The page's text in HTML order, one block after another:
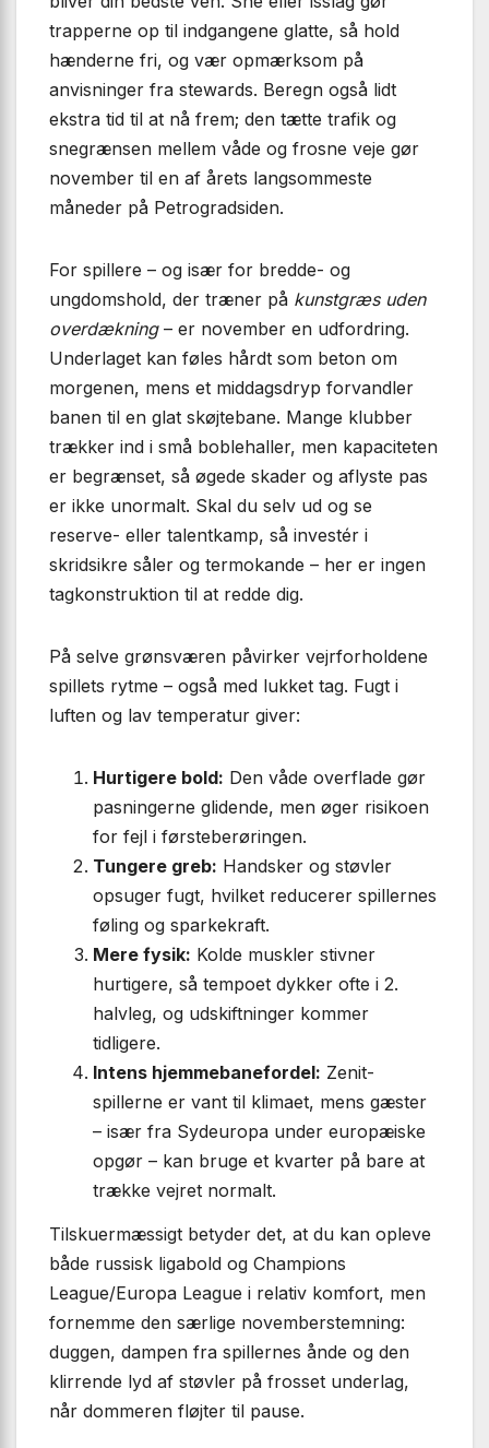
trapperne op til indgangene glatte, så hold
hænderne fri, og vær opmærksom på
anvisninger fra stewards. Beregn også lidt
ekstra tid til at nå frem; den tætte trafik og
snegrænsen mellem våde og frosne veje gør
november til en af årets langsommeste
måneder på Petrogradsiden.
For spillere – og især for bredde- og
ungdomshold, der træner på kunstgræs uden
overdækning– er november en udfordring.
Underlaget kan føles hårdt som beton om
morgenen, mens et middagsdryp forvandler
banen til en glat skøjtebane. Mange klubber
trækker ind i små boblehaller, men kapaciteten
er begrænset, så øgede skader og aflyste pas
er ikke unormalt. Skal du selv ud og se
reserve- eller talentkamp, så investér i
skridsikre såler og termokande – her er ingen
tagkonstruktion til at redde dig.
På selve grønsværen påvirker vejrforholdene
spillets rytme – også med lukket tag. Fugt i
luften og lav temperatur giver:
Hurtigere bold: Den våde overflade gør
pasningerne glidende, men øger risikoen
for fejl i førsteberøringen.
Tungere greb: Handsker og støvler
opsuger fugt, hvilket reducerer spillernes
føling og sparkekraft.
Mere fysik: Kolde muskler stivner
hurtigere, så tempoet dykker ofte i 2.
halvleg, og udskiftninger kommer
tidligere.
Intens hjemmebanefordel: Zenit-
spillerne er vant til klimaet, mens gæster
– især fra Sydeuropa under europæiske
opgør – kan bruge et kvarter på bare at
trække vejret normalt.
Tilskuermæssigt betyder det, at du kan opleve
både russisk ligabold og Champions
League/Europa League i relativ komfort, men
fornemme den særlige novemberstemning:
duggen, dampen fra spillernes ånde og den
klirrende lyd af støvler på frosset underlag,
når dommeren fløjter til pause.